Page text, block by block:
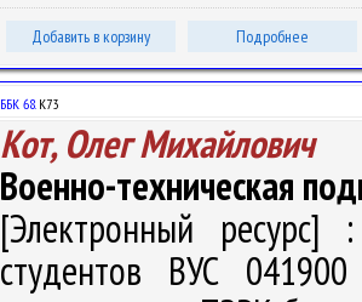
Добавить в корзину Подробнее
ББК 68.К73
Кот, Олег Михайлович
Военно-техническая
[Электронный ресурс]
студентов ВУС